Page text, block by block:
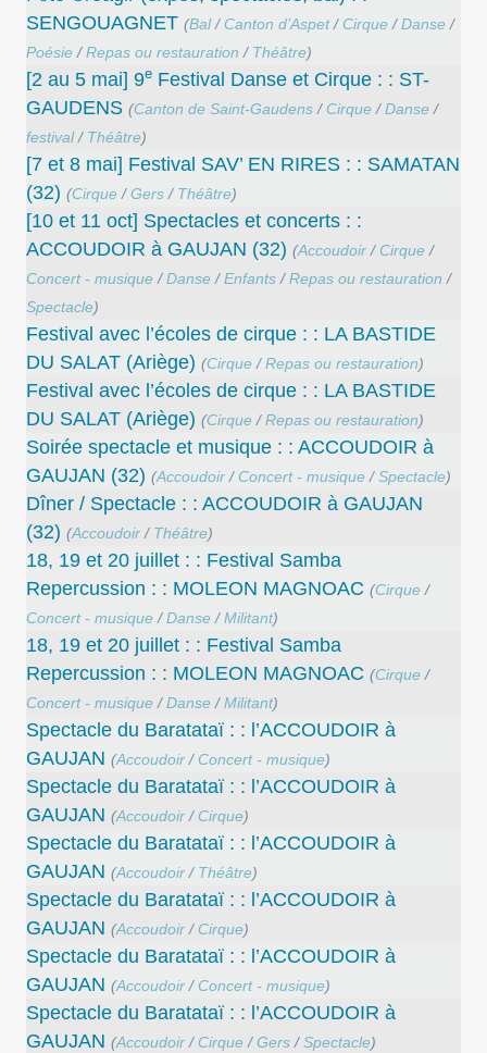
SENGOUAGNET (Bal/ Canton d’Aspet/ Cirque /Danse /
Poésie /Repas ou restauration / Théâtre)
[2 au 5 mai] 9e Festival Danse et Cirque : : ST-
GAUDENS (Canton de Saint-Gaudens / Cirque /Danse /
festival/ Théâtre)
[7 et 8 mai] Festival SAV’ EN RIRES : : SAMATAN
(32) (Cirque /Gers / Théâtre)
[10 et 11 oct] Spectacles et concerts : :
ACCOUDOIR à GAUJAN (32) (Accoudoir / Cirque /
Concert - musique /Danse /Enfants /Repas ou restauration /
Spectacle)
Festival avec l’écoles de cirque : : LA BASTIDE
DU SALAT (Ariège) (Cirque /Repas ou restauration)
Festival avec l’écoles de cirque : : LA BASTIDE
DU SALAT (Ariège) (Cirque /Repas ou restauration)
Soirée spectacle et musique : : ACCOUDOIR à
GAUJAN (32) (Accoudoir / Concert - musique /Spectacle)
Dîner / Spectacle : : ACCOUDOIR à GAUJAN
(32) (Accoudoir / Théâtre)
18, 19 et 20 juillet : : Festival Samba
Repercussion : : MOLEON MAGNOAC (Cirque /
Concert - musique /Danse /Militant)
18, 19 et 20 juillet : : Festival Samba
Repercussion : : MOLEON MAGNOAC (Cirque /
Concert - musique /Danse /Militant)
Spectacle du Baratataï : : l’ACCOUDOIR à
GAUJAN (Accoudoir / Concert - musique)
Spectacle du Baratataï : : l’ACCOUDOIR à
GAUJAN (Accoudoir / Cirque)
Spectacle du Baratataï : : l’ACCOUDOIR à
GAUJAN (Accoudoir / Théâtre)
Spectacle du Baratataï : : l’ACCOUDOIR à
GAUJAN (Accoudoir / Cirque)
Spectacle du Baratataï : : l’ACCOUDOIR à
GAUJAN (Accoudoir / Concert - musique)
Spectacle du Baratataï : : l’ACCOUDOIR à
GAUJAN (Accoudoir / Cirque /Gers /Spectacle)